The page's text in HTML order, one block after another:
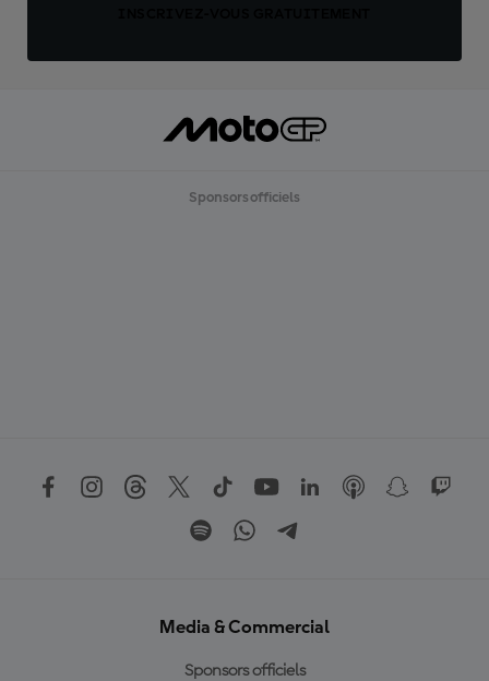
Sponsors officiels
Media & Commercial
Sponsors officiels